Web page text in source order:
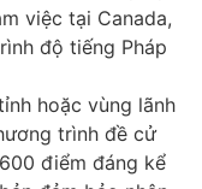
việc tại Canada,
độ tiếng Pháp
hoặc vùng lãnh
trình đề cử
điểm đáng kể